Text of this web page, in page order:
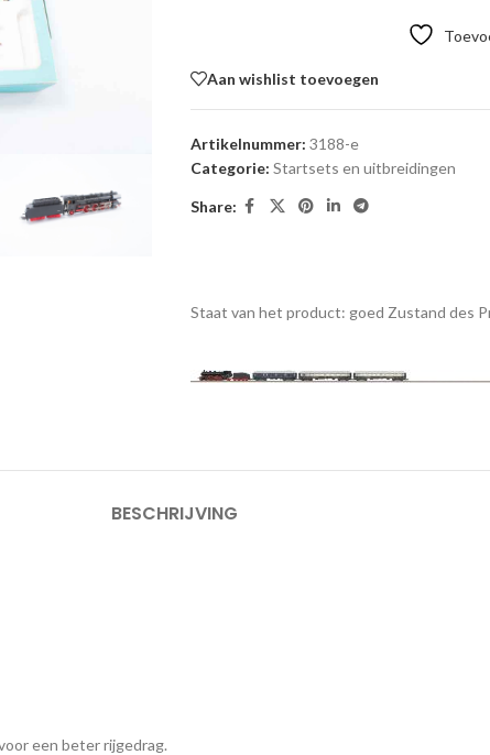
Aan wishlist toevoegen
Artikelnummer: 3188-e
Categorie: Startsets en uitbreidingen
Share:
Staat van het product: goed Zustand des
BESCHRIJVING
een beter rijgedrag.